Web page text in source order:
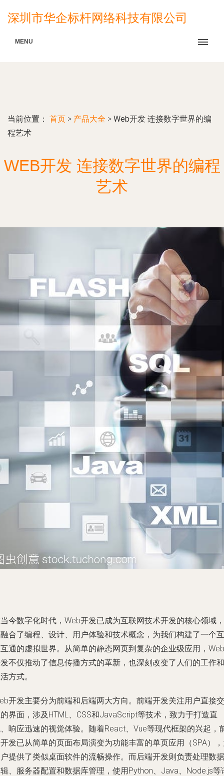
深圳市华企标杆网络科技有限公司
MENU
当前位置： 首页 > 产品大全 > Web开发 连接数字世界的编
程艺术
WEB开发 连接数字世界的编程
艺术
今数字化时代，Web开发已成为互联网技术开发的核心领域，
合了编程、设计、用户体验和技术概念，为我们构建了一个互
通的虚拟世界。从简单的静态网页到复杂的企业级应用，Web
不仅推动了信息传播方式的革新，也深刻改变了人们的工作和
方式。
开发主要分为前端和后端两大方向。前端开发关注用户直接交
界面，涉及HTML、CSS和JavaScript等技术，致力于打造直
响应迅速的视觉体验。随着React、Vue等现代框架的兴起，
发已从简单的页面布局演变为功能丰富的单页应用（SPA）
提供了类似桌面软件的流畅操作。而后端开发则负责处理数据
、服务器配置和数据库管理，使用Python、Java、Node.js等